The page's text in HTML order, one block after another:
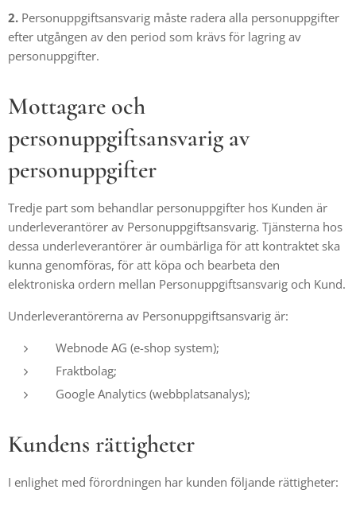
2. Personuppgiftsansvarig måste radera alla personuppgifter
efter utgången av den period som krävs för lagring av
personuppgifter.
Mottagare och
personuppgiftsansvarig av
personuppgifter
Tredje part som behandlar personuppgifter hos Kunden är
underleverantörer av Personuppgiftsansvarig. Tjänsterna hos
dessa underleverantörer är oumbärliga för att kontraktet ska
kunna genomföras, för att köpa och bearbeta den
elektroniska ordern mellan Personuppgiftsansvarig och Kund.
Underleverantörerna av Personuppgiftsansvarig är:
Webnode AG (e-shop system);
Fraktbolag;
Google Analytics (webbplatsanalys);
Kundens rättigheter
I enlighet med förordningen har kunden följande rättigheter: